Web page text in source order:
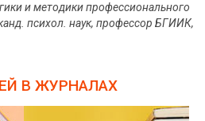
и методики профессионального
психол. наук, профессор БГИИК,
В ЖУРНАЛАХ